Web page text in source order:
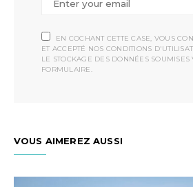
EN COCHANT CETTE CASE, VOUS
ET ACCEPTÉ NOS CONDITIONS
LE STOCKAGE DES DONNÉES SOUMISES
FORMULAIRE.
VOUS AIMEREZ AUSSI